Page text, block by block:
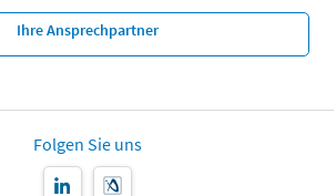
Ihre Ansprechpartner
Folgen Sie uns